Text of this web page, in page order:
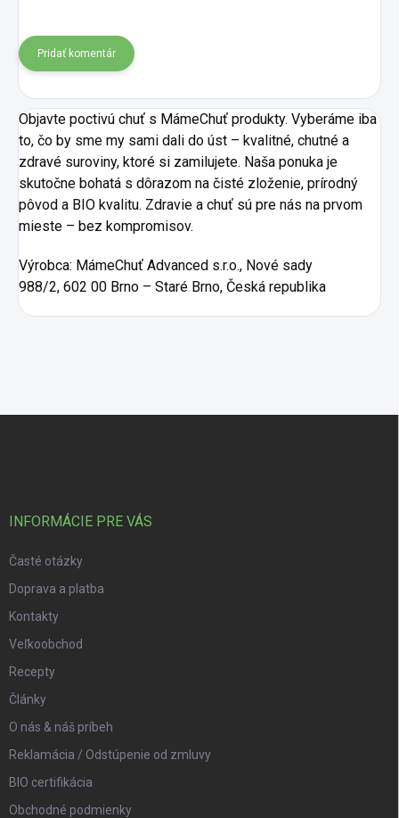
Pridať komentár
Objavte poctivú chuť s MámeChuť produkty. Vyberáme iba
to, čo by sme my sami dali do úst – kvalitné, chutné a
zdravé suroviny, ktoré si zamilujete. Naša ponuka je
skutočne bohatá s dôrazom na čisté zloženie, prírodný
pôvod a BIO kvalitu. Zdravie a chuť sú pre nás na prvom
mieste – bez kompromisov.
Výrobca: MámeChuť Advanced s.r.o., Nové sady
988/2, 602 00 Brno – Staré Brno, Česká republika
INFORMÁCIE PRE VÁS
Časté otázky
Doprava a platba
Kontakty
Veľkoobchod
Recepty
Články
O nás & náš príbeh
Reklamácia / Odstúpenie od zmluvy
BIO certifikácia
Obchodné podmienky